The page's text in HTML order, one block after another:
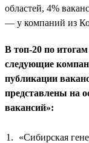
областей, 4%
— у компаний из
В топ-20 по
следующие
публикации
представлены на
вакансий»:
«Сибирская